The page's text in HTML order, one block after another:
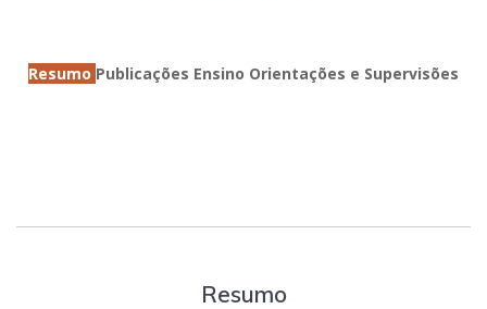
Resumo Publicações Ensino Orientações e Supervisões
Resumo